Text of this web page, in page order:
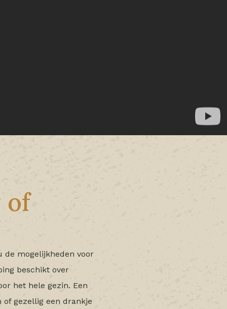
of
de mogelijkheden voor
beschikt over
het hele gezin. Een
gezellig een drankje